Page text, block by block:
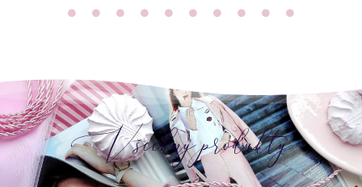
Všechny produkty